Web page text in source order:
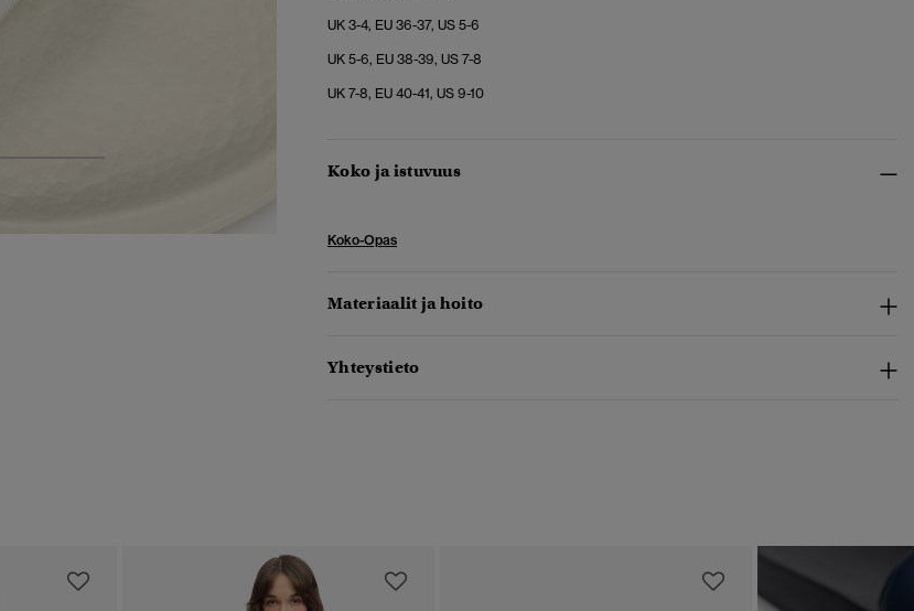
UK 3-4, EU 36-37, US 5-6
UK 5-6, EU 38-39, US 7-8
UK 7-8, EU 40-41, US 9-10
Koko ja istuvuus
Koko-Opas
Materiaalit ja hoito
Yhteystieto